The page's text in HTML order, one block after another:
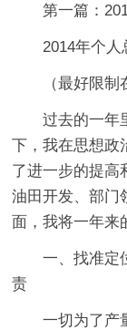
第一篇：
2014年个
（最好限制
过去的一年
下，我在思想政
了进一步的提高
油田开发、部门
面，我将一年来
一、找准定
责
一切为了产